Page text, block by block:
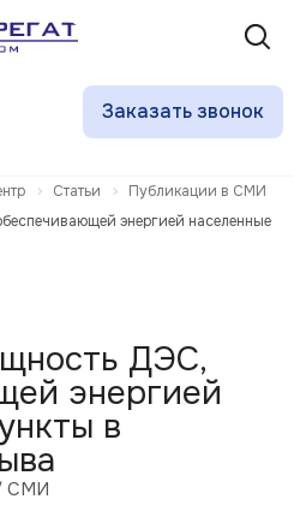
Заказать звонок
Статьи
Публикации в СМИ
энергией населенные
ДЭС,
энергией
в
СМИ